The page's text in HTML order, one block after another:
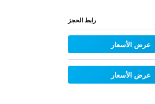
رابط الحجز
عرض الأسعار
عرض الأسعار